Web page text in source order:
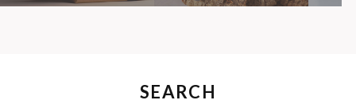
SEARCH